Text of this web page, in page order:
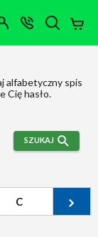
Moje
Konto
(0)
alfabetyczny spis
Cię hasło.
SZUKAJ
C